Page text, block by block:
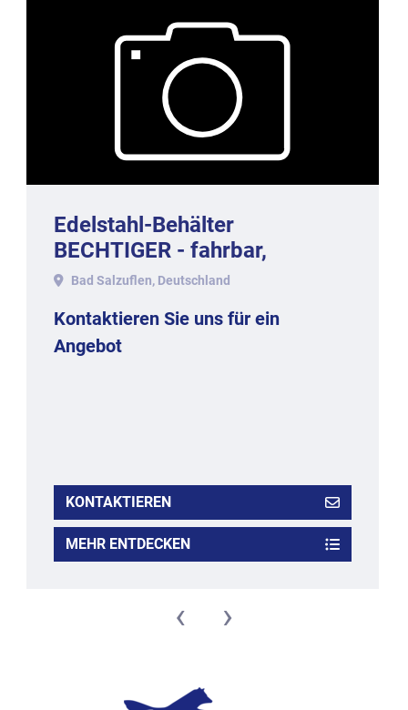
Edelstahl-Behälter
BECHTIGER - fahrbar,
doppelwandig mit ca. Litern
Bad Salzuflen, Deutschland
Kontaktieren Sie uns für ein
Angebot
KONTAKTIEREN
MEHR ENTDECKEN
‹ ›